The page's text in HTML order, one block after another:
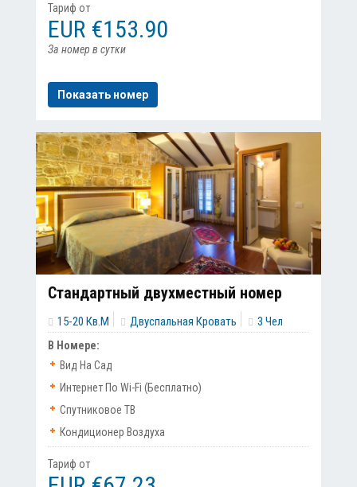
Тариф от
EUR €153.90
За номер в сутки
Показать номер
Стандартный двухместный номер
15-20 Кв.м Двуспальная Кровать 3 Чел
В Номере:
Вид На Сад
Интернет По Wi-Fi (бесплатно)
Спутниковое ТВ
Кондиционер Воздуха
Тариф от